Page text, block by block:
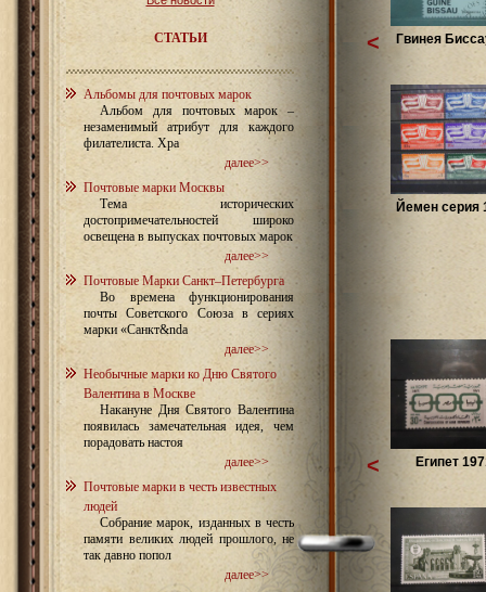
СТАТЬИ
Альбомы для почтовых марок
Альбом для почтовых марок –
незаменимый атрибут для каждого
филателиста. Хра
далее>>
Почтовые марки Москвы
Тема исторических
достопримечательностей широко
освещена в выпусках почтовых марок
далее>>
Почтовые Марки Санкт–Петербурга
Во времена функционирования
почты Советского Союза в сериях
марки «Санкт&nda
далее>>
Необычные марки ко Дню Святого
Валентина в Москве
Накануне Дня Святого Валентина
появилась замечательная идея, чем
порадовать настоя
далее>>
Почтовые марки в честь известных
людей
Собрание марок, изданных в честь
памяти великих людей прошлого, не
так давно попол
далее>>
Гвинея
Йемен серия
<
Египет
<